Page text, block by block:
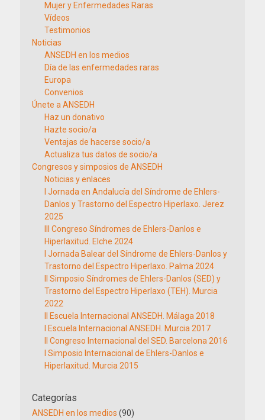
Mujer y Enfermedades Raras
Vídeos
Testimonios
Noticias
ANSEDH en los medios
Día de las enfermedades raras
Europa
Convenios
Únete a ANSEDH
Haz un donativo
Hazte socio/a
Ventajas de hacerse socio/a
Actualiza tus datos de socio/a
Congresos y simposios de ANSEDH
Noticias y enlaces
I Jornada en Andalucía del Síndrome de Ehlers-
Danlos y Trastorno del Espectro Hiperlaxo. Jerez
2025
III Congreso Síndromes de Ehlers-Danlos e
Hiperlaxitud. Elche 2024
I Jornada Balear del Síndrome de Ehlers-Danlos y
Trastorno del Espectro Hiperlaxo. Palma 2024
II Simposio Síndromes de Ehlers-Danlos (SED) y
Trastorno del Espectro Hiperlaxo (TEH). Murcia
2022
II Escuela Internacional ANSEDH. Málaga 2018
I Escuela Internacional ANSEDH. Murcia 2017
II Congreso Internacional del SED. Barcelona 2016
I Simposio Internacional de Ehlers-Danlos e
Hiperlaxitud. Murcia 2015
Categorías
ANSEDH en los medios (90)